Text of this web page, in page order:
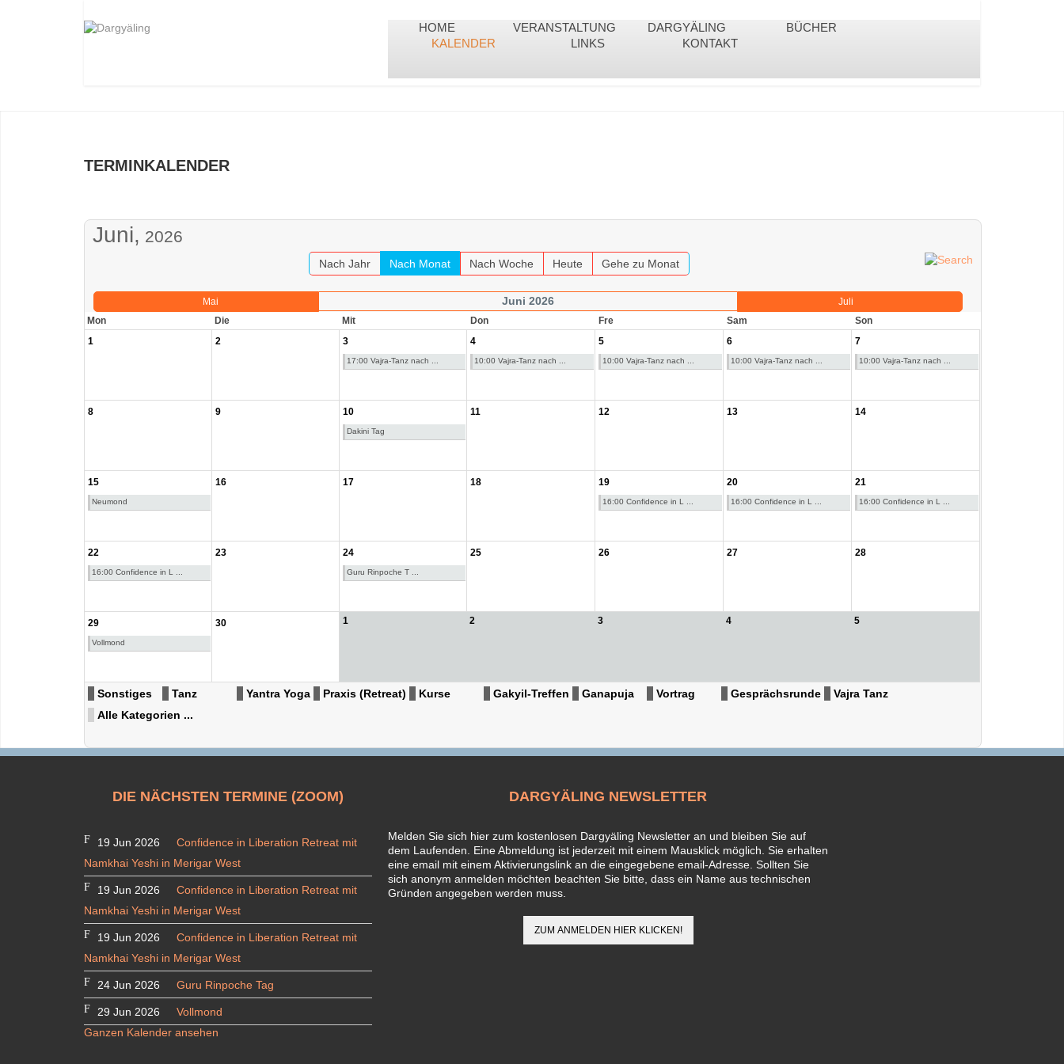
HOME VERANSTALTUNG DARGYÄLING
BÜCHER
KALENDER
LINKS KONTAKT
TERMINKALENDER
Juni, 2026
Nach Jahr Nach Monat Nach Woche Heute Gehe zu Monat
Mai Juni 2026
Juli
Mon
Die Mit Don Fre Sam
Son
1
2 3
17:00 Vajra-Tanz nach ...
4
10:00 Vajra-Tanz nach ...
5
10:00 Vajra-Tanz nach ...
6
10:00 Vajra-Tanz nach ...
7
10:00 Vajra-Tanz nach ...
8 9 10
Dakini Tag
11 12 13 14
15
Neumond
16 17 18 19
16:00 Confidence in L ...
20
16:00 Confidence in L ...
21
16:00 Confidence in L ...
22
16:00 Confidence in L ...
23 24
Guru Rinpoche T ...
25 26 27 28
29
Vollmond
30 1 2 3 4 5
Sonstiges Tanz Yantra Yoga Praxis (Retreat) Kurse Gakyil-Treffen Ganapuja Vortrag Gesprächsrunde
Vajra Tanz
Alle Kategorien ...
DIE NÄCHSTEN TERMINE (ZOOM)
19 Jun 2026
Confidence in Liberation Retreat mit
Namkhai Yeshi in Merigar West
19 Jun 2026
Confidence in Liberation Retreat mit
Namkhai Yeshi in Merigar West
19 Jun 2026
Confidence in Liberation Retreat mit
Namkhai Yeshi in Merigar West
24 Jun 2026 Guru Rinpoche Tag
29 Jun 2026
Vollmond
Ganzen Kalender ansehen
DARGYÄLING NEWSLETTER
Melden Sie sich hier zum kostenlosen Dargyäling Newsletter an und bleiben Sie auf
dem Laufenden. Eine Abmeldung ist jederzeit mit einem Mausklick möglich. Sie erhalten
eine email mit einem Aktivierungslink an die eingegebene email-Adresse. Sollten Sie
sich anonym anmelden möchten beachten Sie bitte, dass ein Name aus technischen
Gründen angegeben werden muss.